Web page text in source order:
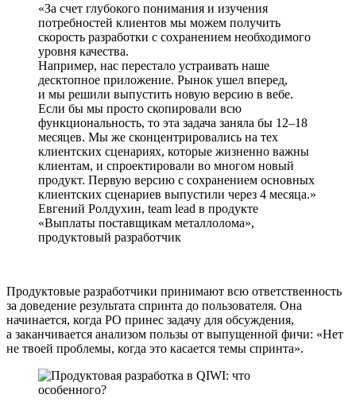
За счет глубокого понимания и изучения
потребностей клиентов мы можем получить
скорость разработки с сохранением необходимого
уровня качества.
Например, нас перестало устраивать наше
десктопное приложение. Рынок ушел вперед,
и мы решили выпустить новую версию в вебе.
Если бы мы просто скопировали всю
функциональность, то эта задача заняла бы 12–18
месяцев. Мы же сконцентрировались на тех
клиентских сценариях, которые жизненно важны
клиентам, и спроектировали во многом новый
продукт. Первую версию с сохранением основных
клиентских сценариев выпустили через 4 месяца.
Евгений Ролдухин, team lead в продукте
«Выплаты поставщикам металлолома»,
продуктовый разработчик
Продуктовые разработчики принимают всю ответственность
за доведение результата спринта до пользователя. Она
начинается, когда PO принес задачу для обсуждения,
а заканчивается анализом пользы от выпущенной фичи: «Нет
не твоей проблемы, когда это касается темы спринта».